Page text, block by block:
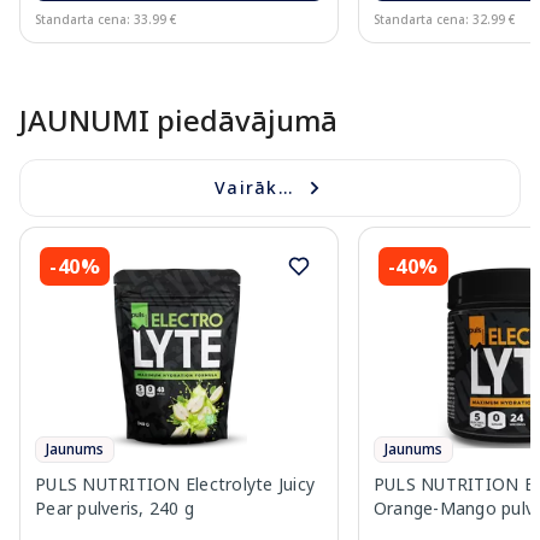
Standarta cena: 33.99 € Standarta cena: 32.99 €
JAUNUMI piedāvājumā
Vairāk...
-40%
Jaunums
PULS NUTRITION Electrolyte Juicy
Pear pulveris, 240 g
-40%
Jaunums
PULS NUTRITION
Orange-Mango